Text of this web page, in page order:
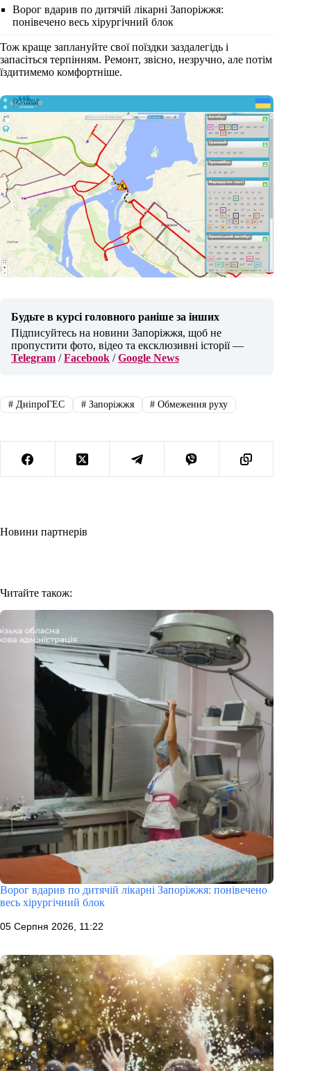
Ворог вдарив по дитячій лікарні Запоріжжя:
понівечено весь хірургічний блок
Тож краще заплануйте свої поїздки заздалегідь і
запасіться терпінням. Ремонт, звісно, незручно, але потім
їздитимемо комфортніше.
Будьте в курсі головного раніше за інших
Підписуйтесь на новини Запоріжжя, щоб не
пропустити фото, відео та ексклюзивні історії —
Telegram /Facebook /Google News
#ДніпроГЕС #Запоріжжя # Обмеження руху
Новини партнерів
Читайте також:
Ворог вдарив по дитячій лікарні Запоріжжя: понівечено
весь хірургічний блок
05 Серпня 2026, 11:22